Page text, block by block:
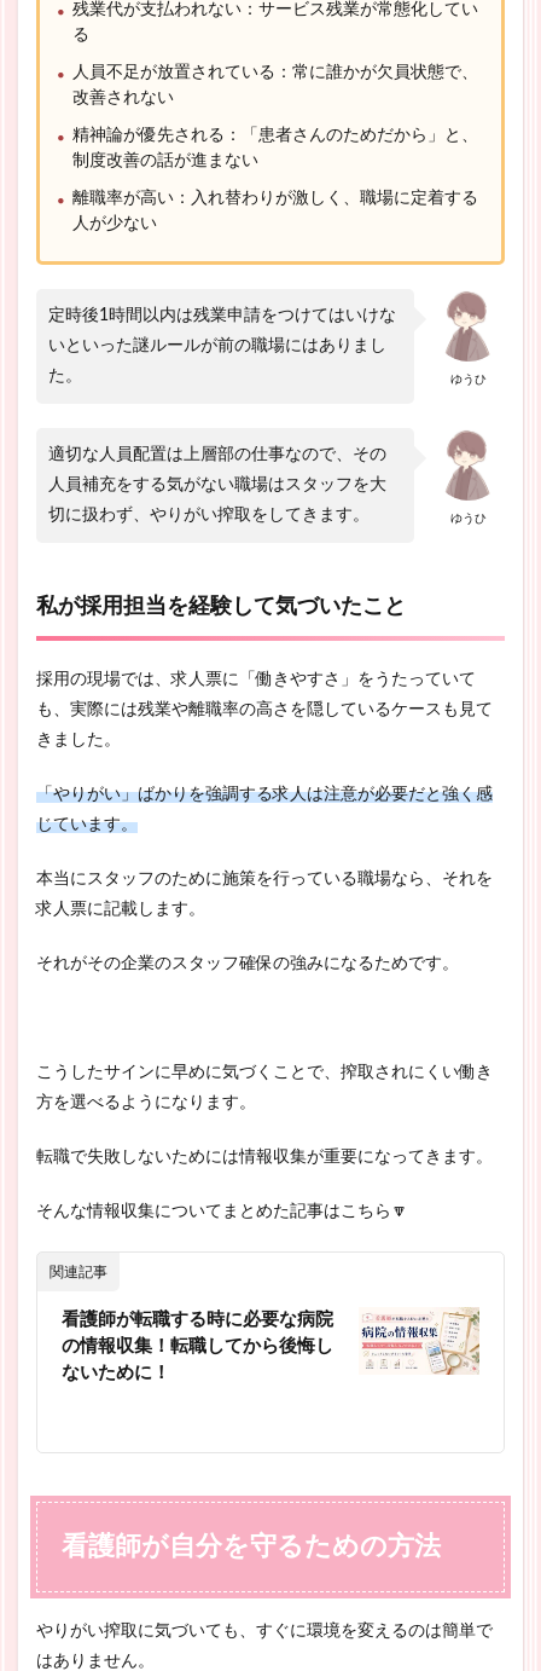
残業代が支払われない：サービス残業が常態化してい
る
人員不足が放置されている：常に誰かが欠員状態で、
改善されない
精神論が優先される：「患者さんのためだから」と、
制度改善の話が進まない
離職率が高い：入れ替わりが激しく、職場に定着する
人が少ない
ゆうひ
定時後1時間以内は残業申請をつけてはいけな
いといった謎ルールが前の職場にはありまし
た。
ゆうひ
適切な人員配置は上層部の仕事なので、その
人員補充をする気がない職場はスタッフを大
切に扱わず、やりがい搾取をしてきます。
私が採用担当を経験して気づいたこと
採用の現場では、求人票に「働きやすさ」をうたっていて
も、実際には残業や離職率の高さを隠しているケースも見て
きました。
「やりがい」ばかりを強調する求人は注意が必要だと強く感
じています。
本当にスタッフのために施策を行っている職場なら、それを
求人票に記載します。
それがその企業のスタッフ確保の強みになるためです。
こうしたサインに早めに気づくことで、搾取されにくい働き
方を選べるようになります。
転職で失敗しないためには情報収集が重要になってきます。
そんな情報収集についてまとめた記事はこちら🔽
関連記事
看護師が転職する時に必要な病院
の情報収集！転職してから後悔し
ないために！
看護師が自分を守るための方法
やりがい搾取に気づいても、すぐに環境を変えるのは簡単で
はありません。